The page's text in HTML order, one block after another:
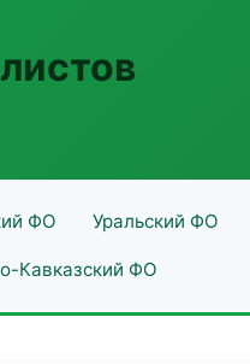
ФО Уральский ФО
Кавказский ФО